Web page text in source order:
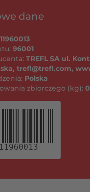
dane
96001
TREFL SA ul.
trefl@trefl.com,
Polska
zbiorczego (kg):